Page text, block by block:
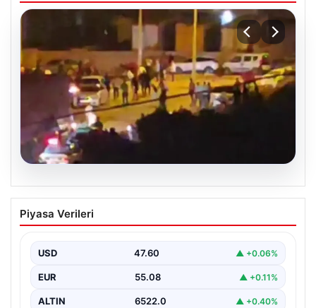
03.08.2026
Hatay’da Düğün Konvoyunda Çıkan
Tartışma Kanlı Bitti: 4 Yaralı
kutlaması sırasında başlayan tartışma, kısa sürede
kontrol edilemez hale…
Piyasa Verileri
USD 47.60 ▲ +0.06%
EUR 55.08 ▲ +0.11%
ALTIN 6522.0 ▲ +0.40%